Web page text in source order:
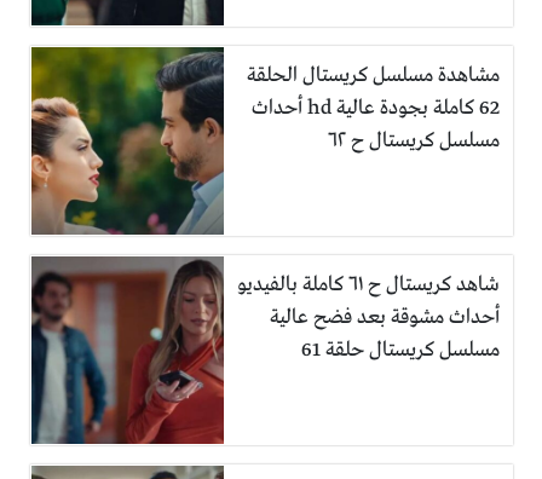
مشاهدة مسلسل كريستال الحلقة
62 كاملة بجودة عالية hd أحداث
مسلسل كريستال ح ٦٢
شاهد كريستال ح ٦١ كاملة بالفيديو
أحداث مشوقة بعد فضح عالية
مسلسل كريستال حلقة 61